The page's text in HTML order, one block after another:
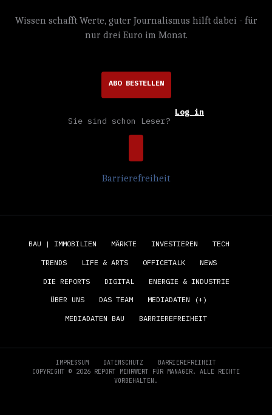
Wissen schafft Werte, guter Journalismus hilft dabei - für
nur drei Euro im Monat.
ABO BESTELLEN
Sie sind schon Leser?
Log in
Barrierefreiheit
BAU | IMMOBILIEN MÄRKTE INVESTIEREN TECH
TRENDS LIFE & ARTS OFFICETALK NEWS
DIE REPORTS DIGITAL ENERGIE & INDUSTRIE
ÜBER UNS DAS TEAM MEDIADATEN (+)
MEDIADATEN BAU BARRIEREFREIHEIT
IMPRESSUM DATENSCHUTZ
BARRIEREFREIHEIT
COPYRIGHT © 2026 REPORT MEHRWERT FÜR MANAGER. ALLE RECHTE
VORBEHALTEN.